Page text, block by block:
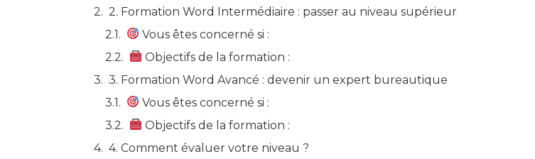
2. Formation Word Intermédiaire : passer au niveau supérieur
Vous êtes concerné si :
Objectifs de la formation :
3. Formation Word Avancé : devenir un expert bureautique
Vous êtes concerné si :
Objectifs de la formation :
4. Comment évaluer votre niveau ?